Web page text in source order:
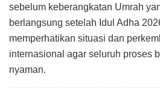
sebelum keberangkatan Umrah
berlangsung setelah Idul Adha
memperhatikan situasi dan
internasional agar seluruh proses
nyaman.